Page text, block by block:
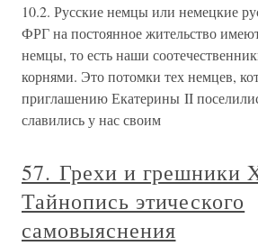
10.2. Русские немцы или немецкие
ФРГ на постоянное жительство
немцы, то есть наши
корнями. Это потомки тех немцев,
приглашению Екатерины II
славились у нас своим
57. Грехи и грешники
Тайнопись этического
самовыяснения